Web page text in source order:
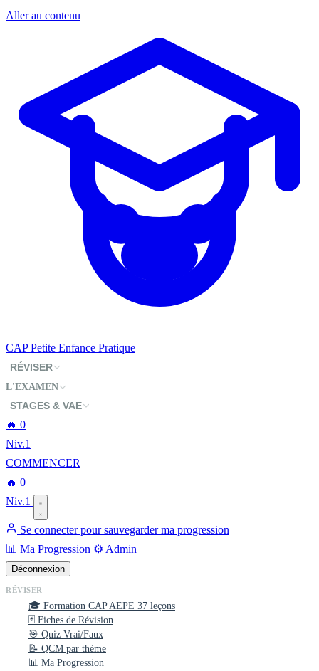
Aller au contenu
CAP Petite Enfance Pratique
RÉVISER
L'EXAMEN
STAGES & VAE
🔥 0
Niv.1
COMMENCER
🔥 0
Niv.1
Se connecter pour sauvegarder ma progression
📊 Ma Progression ⚙️ Admin
Déconnexion
RÉVISER
🎓 Formation CAP AEPE 37 leçons
🃏 Fiches de Révision
🎯 Quiz Vrai/Faux
📝 QCM par thème
📊 Ma Progression